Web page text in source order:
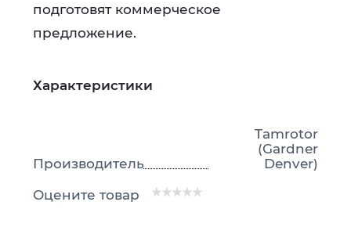
подготовят коммерческое
предложение.
Характеристики
Производитель
Tamrotor
(Gardner
Denver)
Оцените товар